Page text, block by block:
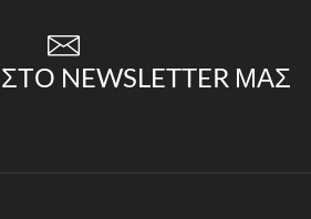
NEWSLETTER ΜΑΣ